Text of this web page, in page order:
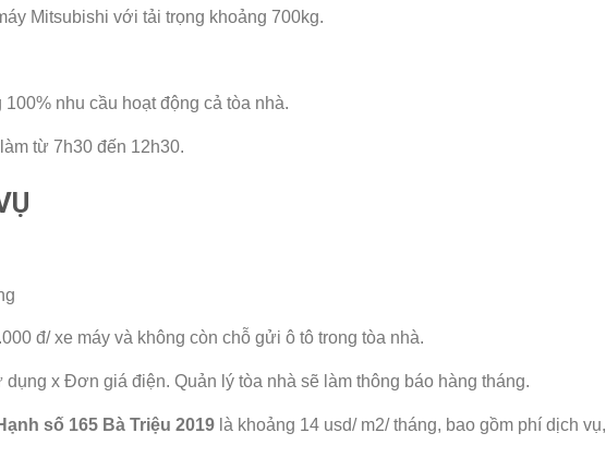
Mitsubishi với tải trọng khoảng 700kg.
nhu cầu hoạt động cả tòa nhà.
từ 7h30 đến 12h30.
đ/ xe máy và không còn chỗ gửi ô tô trong tòa nhà.
x Đơn giá điện. Quản lý tòa nhà sẽ làm thông báo hàng tháng.
số 165 Bà Triệu 2019là khoảng 14 usd/ m2/ tháng, bao gồm phí dịch